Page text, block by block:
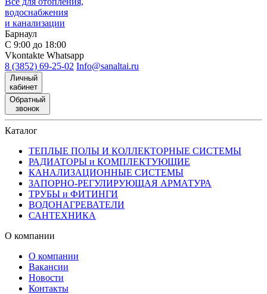
водоснабжения
и канализации
Барнаул
С 9:00 до 18:00
Vkontakte Whatsapp
8 (3852) 69-25-02 Info@sanaltai.ru
Личный
кабинет
Обратный
звонок
Каталог
ТЕПЛЫЕ ПОЛЫ И КОЛЛЕКТОРНЫЕ СИСТЕМЫ
РАДИАТОРЫ и КОМПЛЕКТУЮЩИЕ
КАНАЛИЗАЦИОННЫЕ СИСТЕМЫ
ЗАПОРНО-РЕГУЛИРУЮЩАЯ АРМАТУРА
ТРУБЫ и ФИТИНГИ
ВОДОНАГРЕВАТЕЛИ
САНТЕХНИКА
О компании
О компании
Вакансии
Новости
Контакты